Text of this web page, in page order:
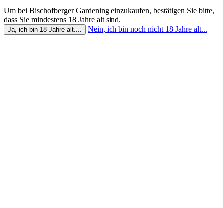
Um bei Bischofberger Gardening einzukaufen, bestätigen Sie bitte,
dass Sie mindestens 18 Jahre alt sind.
Ja, ich bin 18 Jahre alt.... Nein, ich bin noch nicht 18 Jahre alt...